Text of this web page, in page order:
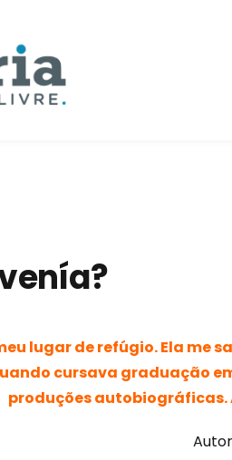
lugar de refúgio. Ela me
cursava graduação
produções autobiográficas.